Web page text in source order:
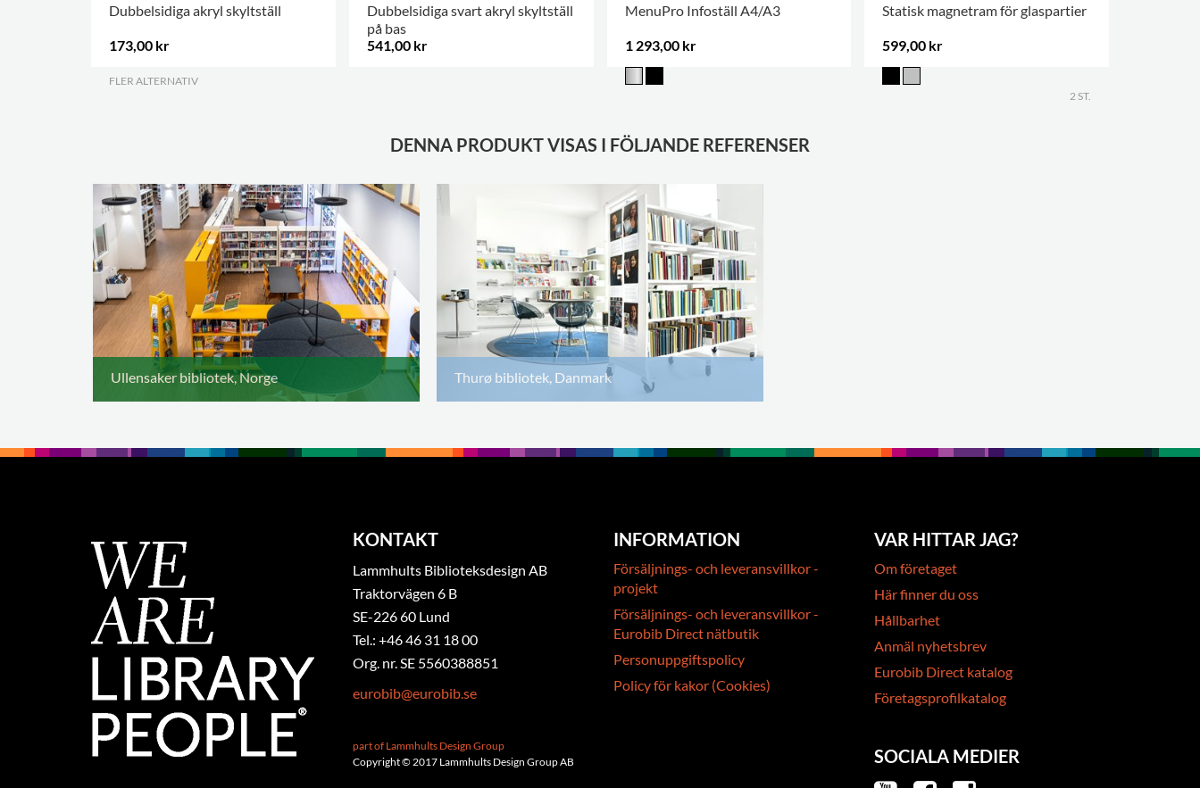
Dubbelsidiga akryl skyltställ
173,00 kr
FLER ALTERNATIV
Dubbelsidiga svart akryl skyltställ
på bas
541,00 kr
MenuPro Infoställ A4/A3
1 293,00 kr
Statisk magnetram för glaspartier
599,00 kr
2 ST.
DENNA PRODUKT VISAS I FÖLJANDE REFERENSER
Ullensaker bibliotek, Norge Thurø bibliotek, Danmark
KONTAKT
Lammhults Biblioteksdesign AB
Traktorvägen 6 B
SE-226 60 Lund
Tel.: +46 46 31 18 00
Org. nr. SE 5560388851
eurobib@eurobib.se
part of Lammhults Design Group
Copyright © 2017 Lammhults Design Group AB
INFORMATION
Försäljnings- och leveransvillkor -
projekt
Försäljnings- och leveransvillkor -
Eurobib Direct nätbutik
Personuppgiftspolicy
Policy för kakor (Cookies)
VAR HITTAR JAG?
Om företaget
Här finner du oss
Hållbarhet
Anmäl nyhetsbrev
Eurobib Direct katalog
Företagsprofilkatalog
SOCIALA MEDIER